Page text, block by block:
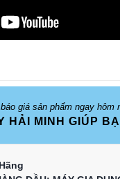
giá sản phẩm ngay hôm
HẢI MINH GIÚP